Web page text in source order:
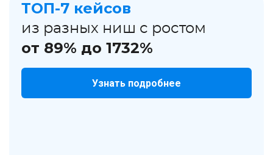
ТОП-7 кейсов
из разных ниш с ростом
от 89% до 1732%
Узнать подробнее